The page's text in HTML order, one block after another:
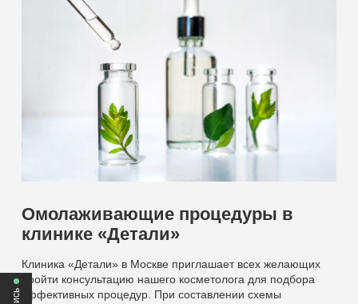
Омолаживающие процедуры в
клинике «Детали»
Клиника «Детали» в Москве приглашает всех желающих
пройти консультацию нашего косметолога для подбора
эффективных процедур. При составлении схемы